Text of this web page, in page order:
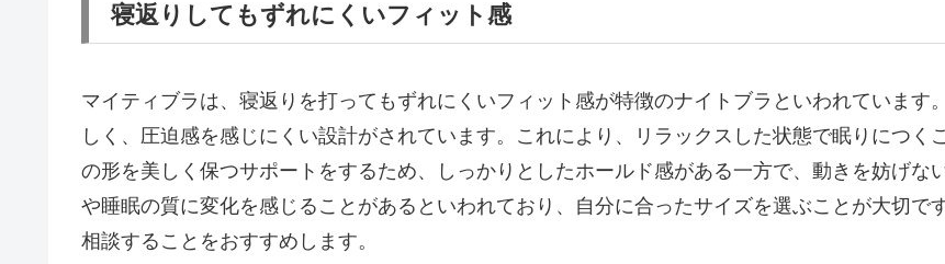
寝返りしてもずれにくいフィット感
マイティブラは、寝返りを打ってもずれにくいフィット感が特徴のナイトブラといわれていま
しく、圧迫感を感じにくい設計がされています。これにより、リラックスした状態で眠りにつ
の形を美しく保つサポートをするため、しっかりとしたホールド感がある一方で、動きを妨げな
や睡眠の質に変化を感じることがあるといわれており、自分に合ったサイズを選ぶことが大切で
相談することをおすすめします。